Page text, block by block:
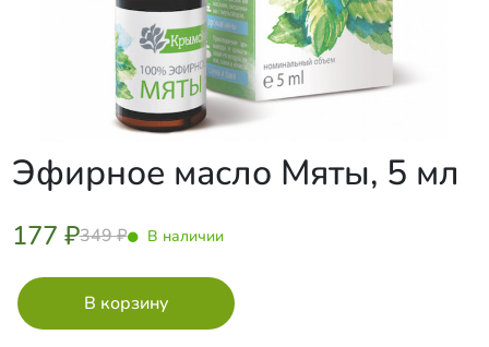
Эфирное масло Мяты, 5 мл
177 ₽349 ₽ В наличии